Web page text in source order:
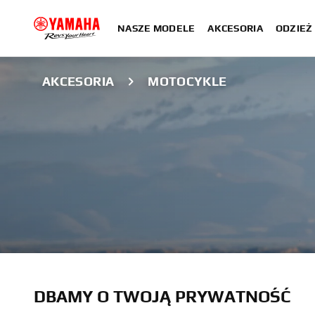
NASZE MODELE AKCESORIA ODZIEŻ
AKCESORIA MOTOCYKLE
AKCESORIA
DBAMY O TWOJĄ PRYWATNOŚĆ